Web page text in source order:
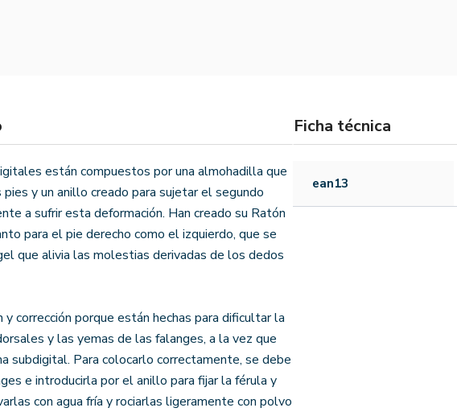
están compuestos por una almohadilla que
y un anillo creado para sujetar el segundo
a sufrir esta deformación. Han creado su Ratón
para el pie derecho como el izquierdo, que se
que alivia las molestias derivadas de los dedos
corrección porque están hechas para dificultar la
y las yemas de las falanges, a la vez que
subdigital. Para colocarlo correctamente, se debe
e introducirla por el anillo para fijar la férula y
con agua fría y rociarlas ligeramente con polvo
Ficha técnica
ean13